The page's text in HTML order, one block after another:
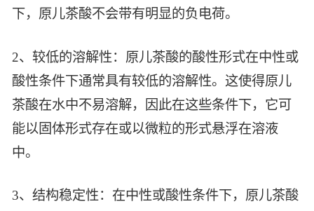
生物基新材料
其他
鸿鹄实验室
唯责任
社会责任
联系我们
下，原儿茶酸不会带有明显的负电荷。
2、较低的溶解性：原儿茶酸的酸性形式在中性或
酸性条件下通常具有较低的溶解性。这使得原儿
茶酸在水中不易溶解，因此在这些条件下，它可
能以固体形式存在或以微粒的形式悬浮在溶液
中。
3、结构稳定性：在中性或酸性条件下，原儿茶酸